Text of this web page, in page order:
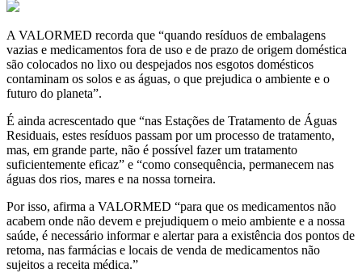
A VALORMED recorda que “quando resíduos de embalagens
vazias e medicamentos fora de uso e de prazo de origem doméstica
são colocados no lixo ou despejados nos esgotos domésticos
contaminam os solos e as águas, o que prejudica o ambiente e o
futuro do planeta”.
É ainda acrescentado que “nas Estações de Tratamento de Águas
Residuais, estes resíduos passam por um processo de tratamento,
mas, em grande parte, não é possível fazer um tratamento
suficientemente eficaz” e “como consequência, permanecem nas
águas dos rios, mares e na nossa torneira.
Por isso, afirma a VALORMED “para que os medicamentos não
acabem onde não devem e prejudiquem o meio ambiente e a nossa
saúde, é necessário informar e alertar para a existência dos pontos de
retoma, nas farmácias e locais de venda de medicamentos não
sujeitos a receita médica.”